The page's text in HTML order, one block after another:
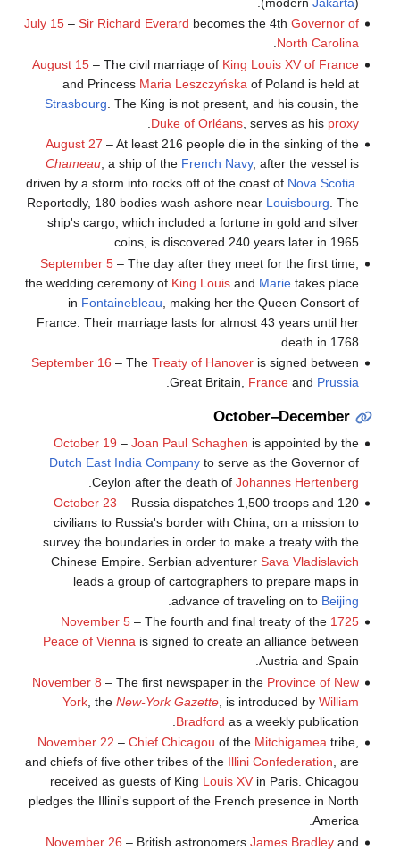
July 15– Sir Richard Everard becomes the 4th Governor of
North Carolina
.
August 15– The civil marriage of King Louis XV of France
and Princess Maria Leszczyńska of Poland is held at
Strasbourg . The King is not present, and his cousin, the
Duke of Orléans, serves as his proxy
August 27 – At least 216 people die in the sinking of the
Chameau, a ship of the French Navy, after the vessel is
driven by a storm into rocks off of the coast of Nova Scotia.
Reportedly, 180 bodies wash ashore near Louisbourg. The
ship's cargo, which included a fortune in gold and silver
coins, is discovered 240 years later in 1965.
September 5– The day after they meet for the first time,
the wedding ceremony of King Louisand Marietakes place
in Fontainebleau , making her the Queen Consort of
France. Their marriage lasts for almost 43 years until her
death in 1768.
September 16 – The Treaty of Hanoveris signed between
Great Britain, Franceand Prussia
October–December
October 19 – Joan Paul Schaghen is appointed by the
Dutch East India Companyto serve as the Governor of
Ceylon after the death of Johannes Hertenberg
October 23 – Russia dispatches 1,500 troops and 120
civilians to Russia's border with China, on a mission to
survey the boundaries in order to make a treaty with the
Chinese Empire. Serbian adventurer Sava Vladislavich
leads a group of cartographers to prepare maps in
advance of traveling on to Beijing
November 5– The fourth and final treaty of the 1725
Peace of Viennais signed to create an alliance between
Austria and Spain.
November 8 – The first newspaper in the Province of New
York, the New-York Gazette, is introduced by William
Bradford as a weekly publication.
November 22 – Chief Chicagou of the Mitchigamea tribe,
and chiefs of five other tribes of the Illini Confederation , are
received as guests of King Louis XVin Paris. Chicagou
pledges the Illini's support of the French presence in North
America.
November 26 – British astronomers James Bradleyand